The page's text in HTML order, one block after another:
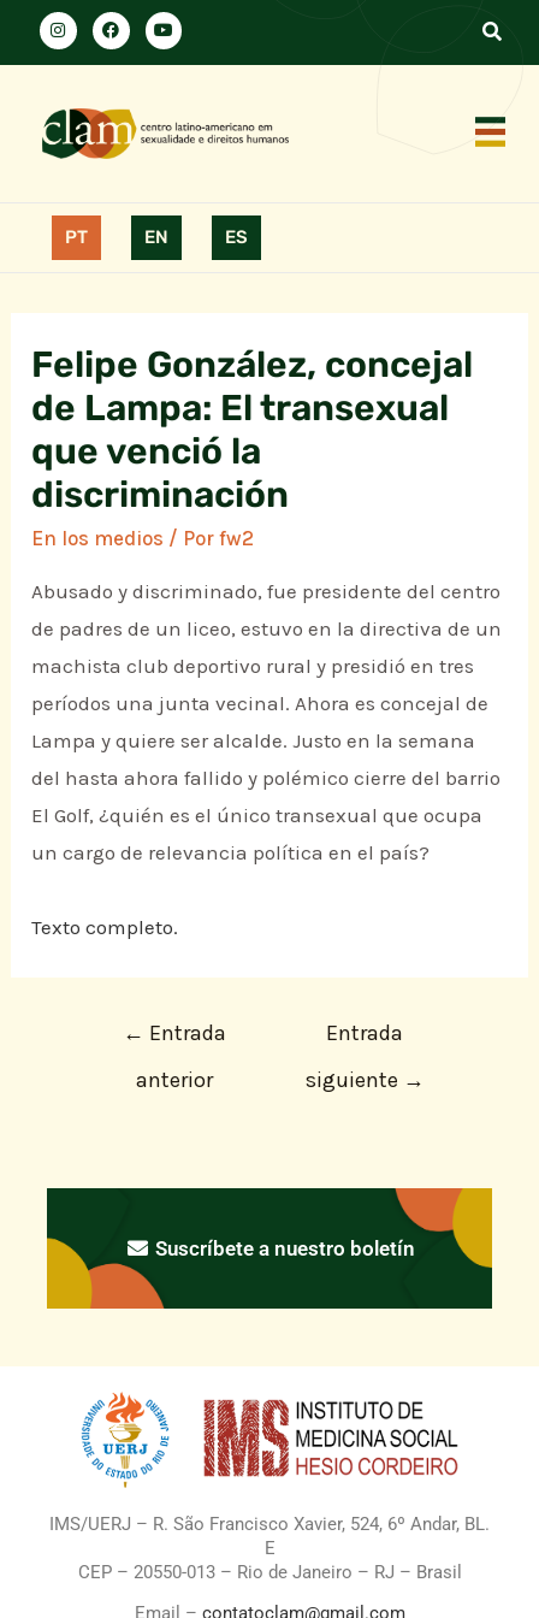
PT EN ES
Felipe González, concejal
de Lampa: El transexual
que venció la
discriminación
En los medios / Porfw2
Abusado y discriminado, fue presidente del centro
de padres de un liceo, estuvo en la directiva de un
machista club deportivo rural y presidió en tres
períodos una junta vecinal. Ahora es concejal de
Lampa y quiere ser alcalde. Justo en la semana
del hasta ahora fallido y polémico cierre del barrio
El Golf, ¿quién es el único transexual que ocupa
un cargo de relevancia política en el país?
Texto completo.
← Entrada
anterior
Entrada
siguiente →
Suscríbete a nuestro boletín
IMS/UERJ – R. São Francisco Xavier, 524, 6º Andar, BL.
E
CEP – 20550-013 – Rio de Janeiro – RJ – Brasil